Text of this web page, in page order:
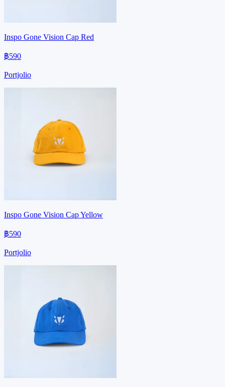
Inspo Gone Vision Cap Red
฿590
Portjolio
Inspo Gone Vision Cap Yellow
฿590
Portjolio